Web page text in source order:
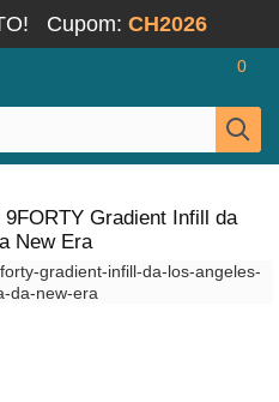
Cupom: CH2026
0
Gradient Infill da
New Era